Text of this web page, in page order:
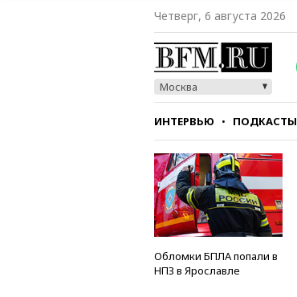
Четверг, 6 августа 2026
Москва
ИНТЕРВЬЮ ПОДКАСТЫ
СТИЛЬ ТЕСТЫ
Обломки БПЛА попали в
НПЗ в Ярославле